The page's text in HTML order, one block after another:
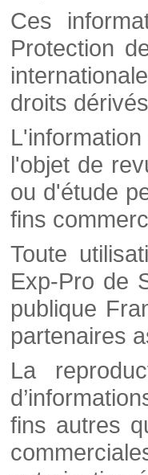
Ces
Protection
droits
l'objet de
ou d'étude
fins
Toute
Exp-Pro de
publique
partenaires
La
fins autres